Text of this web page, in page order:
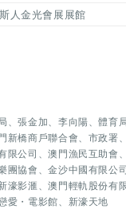
人金光會展展館
、張金加、李向陽、體育
新橋商戶聯合會、市政署
限公司、澳門漁民互助會
團協會、金沙中國有限公
濠影滙、澳門輕軌股份有
愛・電影館、新濠天地